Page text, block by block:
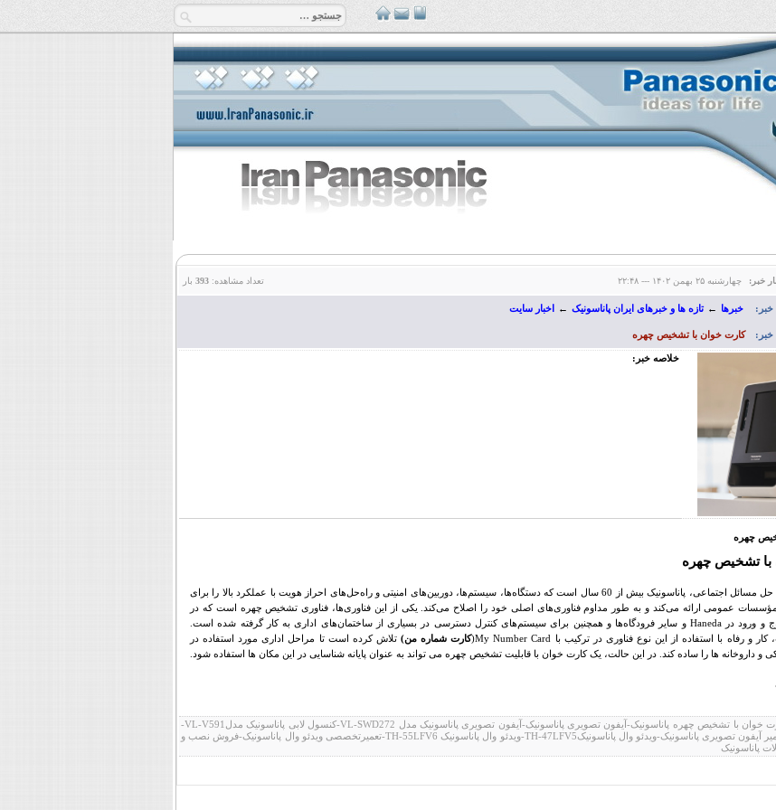
خبر: چهارشنبه ۲۵ بهمن ۱۴۰۲ --- ۲۲:۴۸ تعداد مشاهده: 393 بار
خبرها ← تازه ها و خبرهای ایران پاناسونیک ← اخبار سایت خبر:
کارت خوان با تشخیص چهره خبر:
خلاصه خبر:
چهره
با تشخیص چهره
به امید کمک به حل مسائل اجتماعی، پاناسونیک بیش از 60 سال است که دستگاه‌ها، سیستم‌ها، دوربین‌های امنیتی و راه‌حل‌های احراز هویت با عملکرد بالا را برای
عمومی ارائه می‌کند و به طور مداوم فناوری‌های اصلی خود را اصلاح می‌کند. یکی از این فناوری‌ها، فناوری تشخیص چهره است که در
و ورود درHaneda و سایر فرودگاه‌ها و همچنین برای سیستم‌های کنترل دسترسی در بسیاری از ساختمان‌های اداری به کار گرفته شده است.
و رفاه با استفاده از این نوع فناوری در ترکیب با My Number Card
(کارت شماره من) تلاش کرده است تا مراحل اداری مورد استفاده در
داروخانه ها را ساده کند. در این حالت، یک کارت خوان با قابلیت تشخیص چهره می تواند به عنوان پایانه شناسایی در این مکان ها استفاده شود.
کارت خوان با تشخیص چهره پاناسونیک-آیفون تصویری پاناسونیک-آیفون تصویری پاناسونیک مدل VL-SWD272-کنسول لابی پاناسونیک مدلVL-V591-
فروش نصب و تعمیر آیفون تصویری پاناسونیک-ویدئو وال پاناسونیکTH-47LFV5-ویدئو وال پاناسونیک TH-55LFV6-تعمیرتخصصی ویدئو وال پاناسونیک-فروش نصب و
پاناسونیک